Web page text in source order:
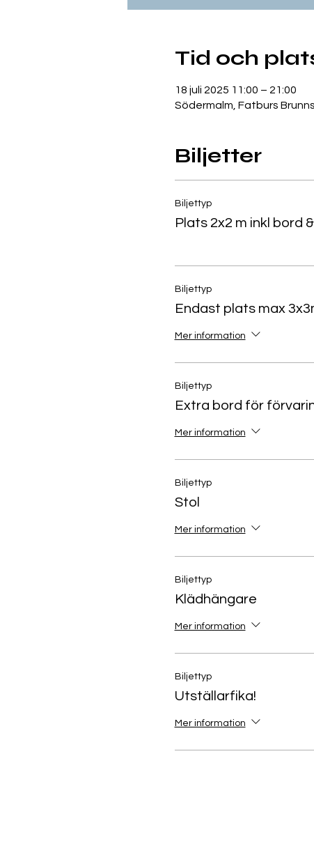
Tid och
18 juli 2025 11:00 – 21:00
Södermalm, Fatburs
Biljetter
Biljettyp
Plats 2x2 m inkl bord
Biljettyp
Endast plats max
Mer information
Biljettyp
Extra bord för
Mer information
Biljettyp
Stol
Mer information
Biljettyp
Klädhängare
Mer information
Biljettyp
Utställarfika!
Mer information